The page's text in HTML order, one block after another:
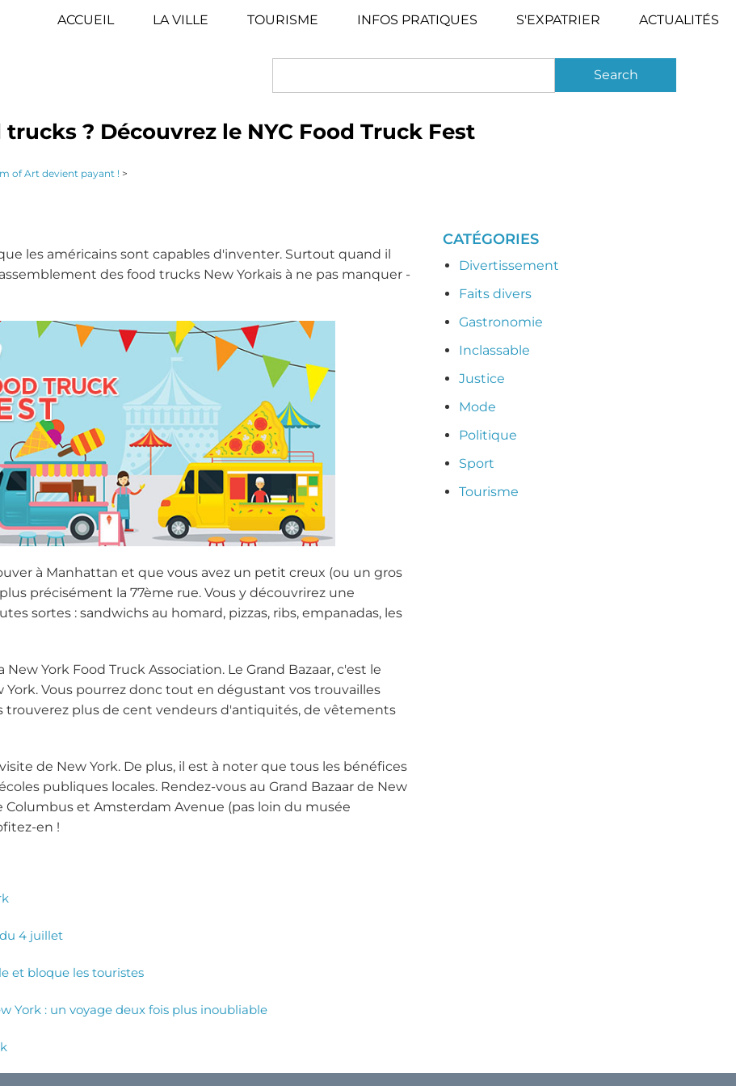
ACCUEIL LA VILLE TOURISME INFOS PRATIQUES S'EXPATRIER ACTUALITÉS
? Découvrez le NYC Food Truck Fest
of Art devient payant ! >
les américains sont capables d'inventer. Surtout quand il
des food trucks New Yorkais à ne pas manquer -
à Manhattan et que vous avez un petit creux (ou un gros
précisément la 77ème rue. Vous y découvrirez une
sortes : sandwichs au homard, pizzas, ribs, empanadas, les
New York Food Truck Association. Le Grand Bazaar, c'est le
Vous pourrez donc tout en dégustant vos trouvailles
trouverez plus de cent vendeurs d'antiquités, de vêtements
de New York. De plus, il est à noter que tous les bénéfices
publiques locales. Rendez-vous au Grand Bazaar de New
Columbus et Amsterdam Avenue (pas loin du musée
en !
4 juillet
et bloque les touristes
York : un voyage deux fois plus inoubliable
CATÉGORIES
Divertissement
Faits divers
Gastronomie
Inclassable
Justice
Mode
Politique
Sport
Tourisme